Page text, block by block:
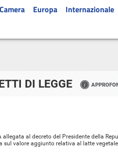
Europa
Internazionale
DI LEGGE
al decreto del Presidente della
valore aggiunto relativa al latte